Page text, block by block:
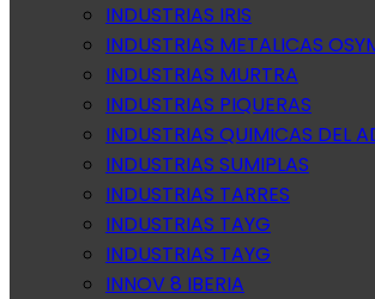
INDUSTRIAS IRIS
INDUSTRIAS METALICAS
INDUSTRIAS MURTRA
INDUSTRIAS PIQUERAS
INDUSTRIAS QUIMICAS DEL
INDUSTRIAS SUMIPLAS
INDUSTRIAS TARRES
INDUSTRIAS TAYG
INDUSTRIAS TAYG
INNOV 8 IBERIA